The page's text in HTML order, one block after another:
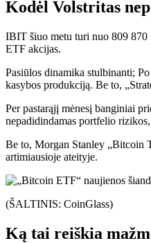
Kodėl Volstritas
IBIT šiuo metu turi nuo 809
ETF akcijas.
Pasiūlos dinamika stulbinanti;
kasybos produkciją. Be to,
Per pastarąjį mėnesį banginiai
nepadidindamas portfelio
Be to, Morgan Stanley „Bitcoin
artimiausioje ateityje.
(ŠALTINIS: CoinGlass)
Ką tai reiškia